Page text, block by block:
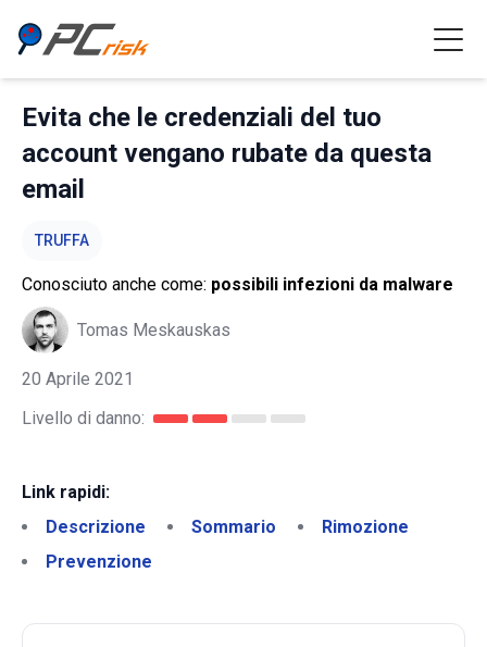
Evita che le credenziali del tuo
account vengano rubate da questa
email
TRUFFA
Conosciuto anche come: possibili infezioni da malware
Tomas Meskauskas
20 Aprile 2021
Livello di danno:
Link rapidi:
Descrizione
Sommario
Rimozione
Prevenzione